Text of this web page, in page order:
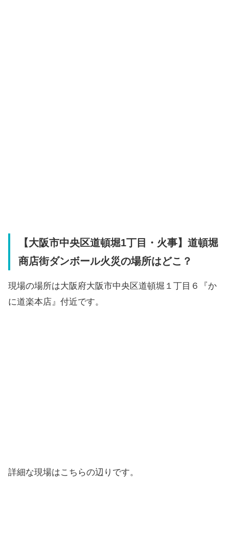
【大阪市中央区道頓堀1丁目・火事】道頓堀
商店街ダンボール火災の場所はどこ？
現場の場所は大阪府大阪市中央区道頓堀１丁目６『か
に道楽本店』付近です。
詳細な現場はこちらの辺りです。